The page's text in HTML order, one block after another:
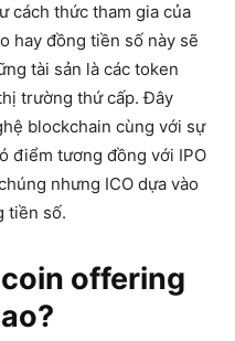
cách thức tham gia của
hay đồng tiền số này sẽ
tài sản là các token
trường thứ cấp. Đây
blockchain cùng với sự
điểm tương đồng với IPO
nhưng ICO dựa vào
tiền số.
offering